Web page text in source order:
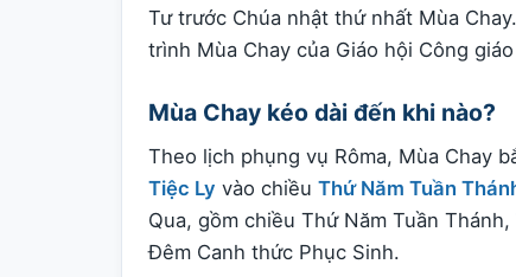
Tư trước Chúa nhật thứ nhất Mùa
trình Mùa Chay của Giáo hội Công giáo
Mùa Chay kéo dài đến khi nào?
Theo lịch phụng vụ Rôma, Mùa Chay
Tiệc Ly vào chiều Thứ Năm Tuần
Qua, gồm chiều Thứ Năm Tuần Thánh,
Đêm Canh thức Phục Sinh.